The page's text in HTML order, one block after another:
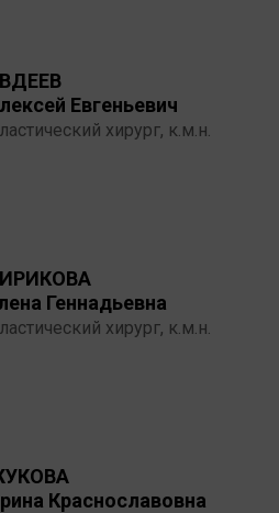
Евгеньевич
хирург, к.м.н.
Геннадьевна
хирург, к.м.н.
Краснославовна